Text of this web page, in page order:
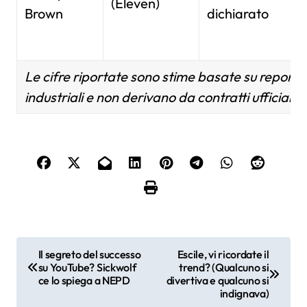
Brown
dichiarato
Le cifre riportate sono stime basate su report
industriali e non derivano da contratti ufficiali
a
Il segreto del successo
su YouTube? Sickwolf
ce lo spiega a NEPD
Escile, vi ricordate il
trend? (Qualcuno si
divertiva e qualcuno si
indignava)